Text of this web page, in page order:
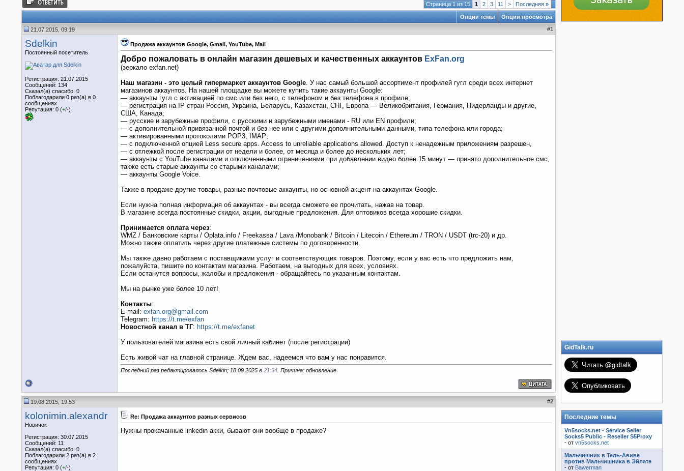
Страница 1 из 15 1 2 3 11 > Последняя »
Опции темы Опции просмотра
21.07.2015, 09:19 #1
Sdelkin
Постоянный посетитель
Регистрация: 21.07.2015
Сообщений: 134
Сказал(а) спасибо: 0
Поблагодарили 0 раз(а) в 0
сообщениях
Репутация: 0 (+/-)
Продажа аккаунтов Google, Gmail, YouTube, Mail
Добро пожаловать в онлайн магазин дешевых и качественных аккаунтов ExFan.org
(зеркало exfan.net)
Наш магазин - это целый гипермаркет аккаунтов Google. У нас самый большой ассортимент профилей гугл среди всех интернет
магазинов аккаунтов. На нашей площадке вы можете купить такие аккаунты Google:
— аккаунты гугл с активацией по смс или без него, с телефоном и без телефона в профиле;
— регистрация на IP стран Россия, Украина, Беларусь, Казахстан, СНГ, Европа — Великобритания, Германия, Нидерланды и другие,
США, Канада;
— русские и зарубежные профили, с русскими и зарубежными именами - RU или EN профили;
— с дополнительной привязанной почтой и без нее или с другими дополнительными данными, типа телефона или города;
— активированными протоколами POP3, IMAP;
— с подключенной опцией Less secure apps. Access to unreliable applications allowed. Доступ к ненадежным приложениям разрешен,
— с отлежкой после регистрации от недели и более, от месяца и более до нескольких лет;
— аккаунты с YouTube каналами и отключенными ограничениями при добавлении видео более 15 минут — принято дополнительное смс,
также есть старые аккаунты со старыми каналами;
— аккаунты Google Voice.
Также в продаже другие товары, разные почтовые аккаунты, но основной акцент на аккаунтах Google.
Если нужна полная информация об аккаунтах - вы всегда сможете ее прочитать, нажав на товар.
В магазине всегда постоянные скидки, акции, выгодные предложения. Для оптовиков всегда хорошие скидки.
Принимается оплата через:
WMZ / Банковские карты / Oplata.info / Freekassa / Lava /Monobank / Bitcoin / Litecoin / Ethereum / TRON / USDT (trc-20) и др.
Можно также оплатить через другие платежные системы по договоренности.
Мы также давно работаем с поставщиками услуг и соответствующих товаров. Поэтому, если у вас есть что предложить нам,
пожалуйста, пишите по контактам магазина. Работаем, на выгодных для всех, условиях.
Если останутся вопросы, жалобы и предложения - обращайтесь по указанным контактам.
Мы на рынке уже более 10 лет!
Контакты:
E-mail: exfan.org@gmail.com
Telegram: https://t.me/exfan
Новостной канал в ТГ: https://t.me/exfanet
У пользователей магазина есть свой личный кабинет (после регистрации)
Есть живой чат на главной странице. Ждем вас, надеемся что вам у нас понравится.
Последний раз редактировалось Sdelkin; 18.09.2025 в 21:34 . Причина: обновление
19.08.2015, 19:53 #2
kolonimin.alexandr
Новичок
Регистрация: 30.07.2015
Сообщений: 11
Сказал(а) спасибо: 0
Поблагодарили 2 раз(а) в 2
сообщениях
Репутация: 0 (+/-)
Re: Продажа аккаунтов разных сервисов
Нужны прокачанные linkedin акки, бывают они вообще в продаже?
GidTalk.ru
Последние темы
Vn5socks.net - Service Seller
Socks5 Public - Reseller S5Proxy
- от vn5socks.net
Мальчишник в Тель-Авиве
против Мальчишника в Эйлате
- от Bawerman